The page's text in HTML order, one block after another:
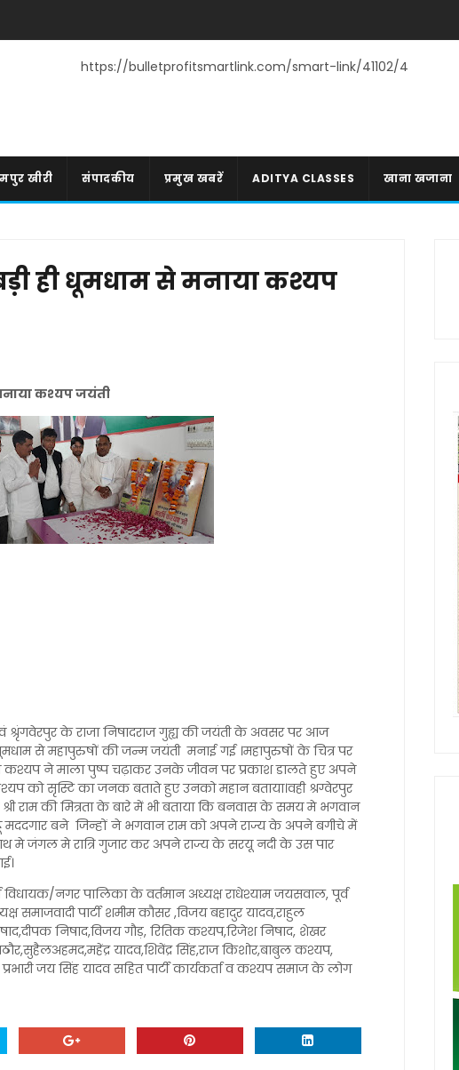
https://bulletprofitsmartlink.com/smart-link/41102/4
खीरी संपादकीय प्रमुख खबरें ADITYA CLASSES खाना खजाना
ही धूमधाम से मनाया कश्यप
कश्यप जयंती
श्रृंगवेरपुर के राजा निषादराज गुह्य की जयंती के अवसर पर आज
धूमधाम से महापुरुषों की जन्म जयंती मनाई गई ।महापुरुषों के चित्र पर
कश्यप ने माला पुष्प चढ़ाकर उनके जीवन पर प्रकाश डालते हुए अपने
को सृस्टि का जनक बताते हुए उनको महान बताया।वही श्रग्वेरपुर
राम की मित्रता के बारे में भी बताया कि बनवास के समय मे भगवान
मददगार बने जिन्हों ने भगवान राम को अपने राज्य के अपने बगीचे में
जंगल मे रात्रि गुजार कर अपने राज्य के सरयू नदी के उस पार
नगर पालिका के वर्तमान अध्यक्ष राधेश्याम जयसवाल, पूर्व
समाजवादी पार्टी शमीम कौसर ,विजय बहादुर यादव,राहुल
निषाद,विजय गौड़, रितिक कश्यप,रिजेश निषाद, शेखर
यादव,शिवेंद्र सिंह,राज किशोर,बाबुल कश्यप,
जय सिंह यादव सहित पार्टी कार्यकर्ता व कश्यप समाज के लोग